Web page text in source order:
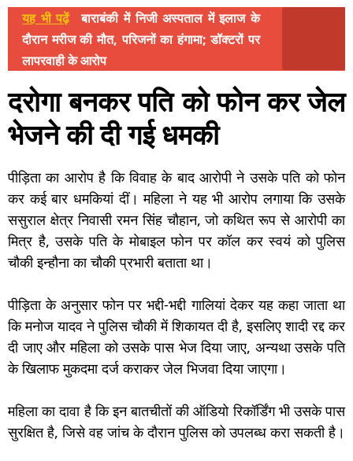
यह भी पढ़ें
बाराबंकी में निजी अस्पताल में इलाज के
दौरान मरीज की मौत, परिजनों का हंगामा; डॉक्टरों पर
लापरवाही के आरोप
दरोगा बनकर पति को फोन कर जेल
भेजने की दी गई धमकी
पीड़िता का आरोप है कि विवाह के बाद आरोपी ने उसके पति को फोन
कर कई बार धमकियां दीं। महिला ने यह भी आरोप लगाया कि उसके
ससुराल क्षेत्र निवासी रमन सिंह चौहान, जो कथित रूप से आरोपी का
मित्र है, उसके पति के मोबाइल फोन पर कॉल कर स्वयं को पुलिस
चौकी इन्हौना का चौकी प्रभारी बताता था।
पीड़िता के अनुसार फोन पर भद्दी-भद्दी गालियां देकर यह कहा जाता था
कि मनोज यादव ने पुलिस चौकी में शिकायत दी है, इसलिए शादी रद्द कर
दी जाए और महिला को उसके पास भेज दिया जाए, अन्यथा उसके पति
के खिलाफ मुकदमा दर्ज कराकर जेल भिजवा दिया जाएगा।
महिला का दावा है कि इन बातचीतों की ऑडियो रिकॉर्डिंग भी उसके पास
सुरक्षित है, जिसे वह जांच के दौरान पुलिस को उपलब्ध करा सकती है।